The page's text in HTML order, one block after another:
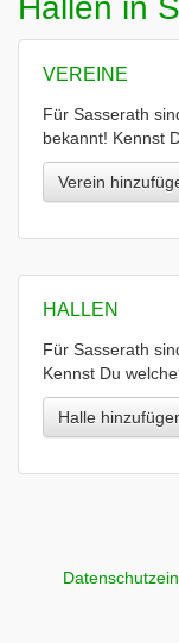
Hallen in
VEREINE
Für Sasserath
bekannt! Kennst
Verein
HALLEN
Für Sasserath
Kennst Du
Halle